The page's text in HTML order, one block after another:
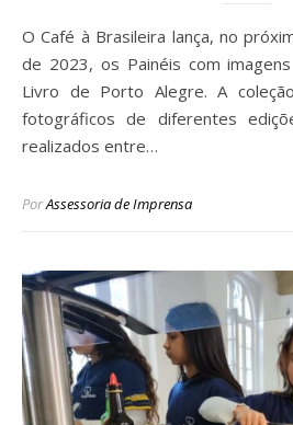
O Café à Brasileira lança, no próximo dia 07 de novembro
de 2023, os Painéis com
Livro de Porto Alegre. A
fotográficos de diferentes
realizados entre…
PorAssessoria de Imprensa